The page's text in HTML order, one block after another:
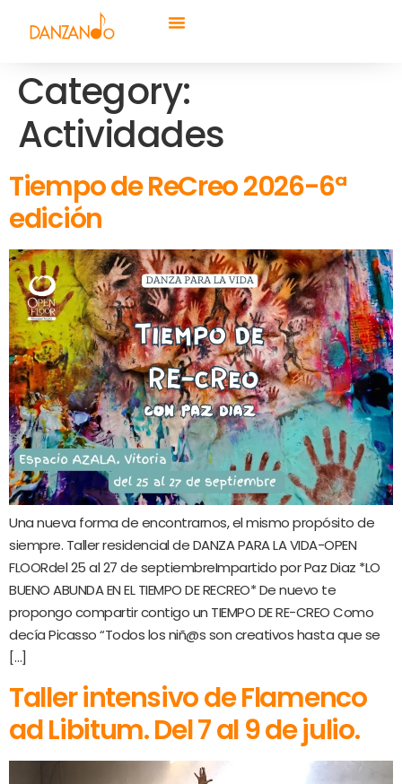
Category:
Actividades
Tiempo de ReCreo 2026-6ª
edición
Una nueva forma de encontrarnos, el mismo propósito de
siempre. Taller residencial de DANZA PARA LA VIDA-OPEN
FLOORdel 25 al 27 de septiembreImpartido por Paz Diaz *LO
BUENO ABUNDA EN EL TIEMPO DE RECREO* De nuevo te
propongo compartir contigo un TIEMPO DE RE-CREO Como
decía Picasso “Todos los niñ@s son creativos hasta que se
[…]
Taller intensivo de Flamenco
ad Libitum. Del 7 al 9 de julio.